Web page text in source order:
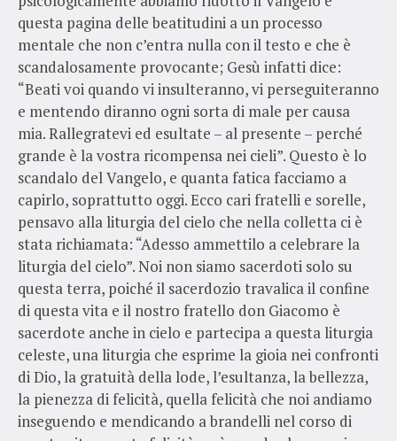
questa pagina delle beatitudini a un processo
mentale che non c’entra nulla con il testo e che è
scandalosamente provocante; Gesù infatti dice:
“Beati voi quando vi insulteranno, vi perseguiteranno
e mentendo diranno ogni sorta di male per causa
mia. Rallegratevi ed esultate – al presente – perché
grande è la vostra ricompensa nei cieli”. Questo è lo
scandalo del Vangelo, e quanta fatica facciamo a
capirlo, soprattutto oggi. Ecco cari fratelli e sorelle,
pensavo alla liturgia del cielo che nella colletta ci è
stata richiamata: “Adesso ammettilo a celebrare la
liturgia del cielo”. Noi non siamo sacerdoti solo su
questa terra, poiché il sacerdozio travalica il confine
di questa vita e il nostro fratello don Giacomo è
sacerdote anche in cielo e partecipa a questa liturgia
celeste, una liturgia che esprime la gioia nei confronti
di Dio, la gratuità della lode, l’esultanza, la bellezza,
la pienezza di felicità, quella felicità che noi andiamo
inseguendo e mendicando a brandelli nel corso di